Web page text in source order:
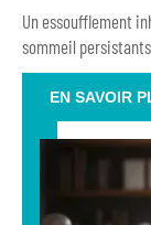
Un essoufflement
sommeil persistants
EN SAVOIR